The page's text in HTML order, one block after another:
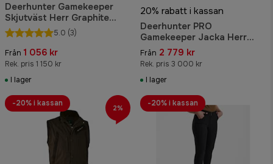
Deerhunter Gamekeeper
Skjutväst Herr Graphite
Green Melange
5.0 (3)
Från 1 056 kr
Rek. pris 1 150 kr
I lager
20% rabatt i kassan
Deerhunter PRO
Gamekeeper Jacka Herr
Turf
Från 2 779 kr
Rek. pris 3 000 kr
I lager
-20% i kassan 2% -20% i kassan